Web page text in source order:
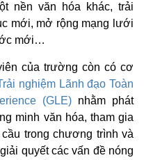
nền văn hóa khác, trải
mới, mở rộng mạng lưới
mới…
của trường còn có cơ
nghiệm Lãnh đạo Toàn
(GLE) nhằm phát
minh văn hóa, tham gia
trong chương trình và
quyết các vấn đề nóng